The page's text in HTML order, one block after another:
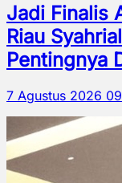
Jadi Finalis
Riau
Pentingnya
7 Agustus 2026